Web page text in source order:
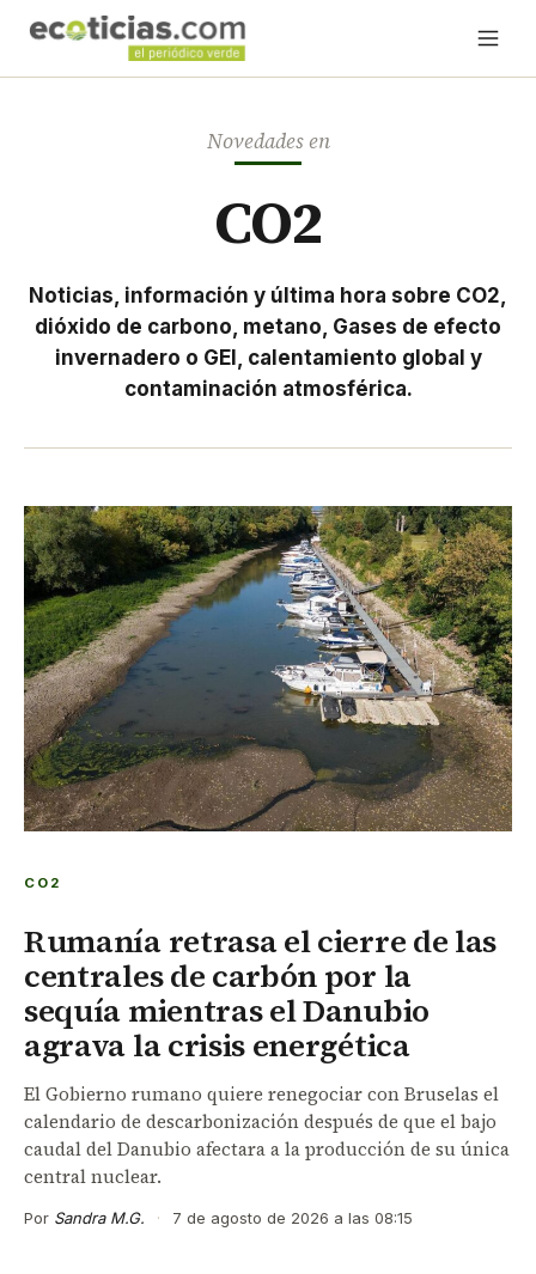
Novedades en
CO2
Noticias, información y última hora sobre CO2,
dióxido de carbono, metano, Gases de efecto
invernadero o GEI, calentamiento global y
contaminación atmosférica.
CO2
Rumanía retrasa el cierre de las
centrales de carbón por la
sequía mientras el Danubio
agrava la crisis energética
El Gobierno rumano quiere renegociar con Bruselas el
calendario de descarbonización después de que el bajo
caudal del Danubio afectara a la producción de su única
central nuclear.
Por Sandra M.G. · 7 de agosto de 2026 a las 08:15